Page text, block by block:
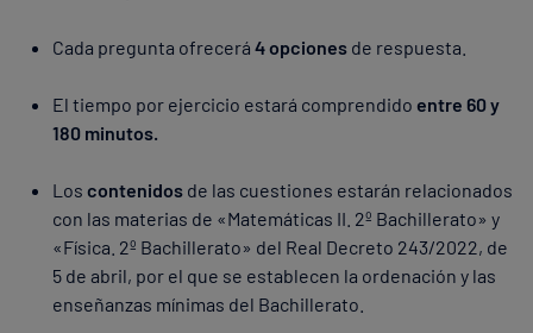
Cada pregunta ofrecerá 4 opciones de respuesta.
El tiempo por ejercicio estará comprendido entre 60 y
180 minutos.
Los contenidos de las cuestiones estarán relacionados
con las materias de «Matemáticas II. 2º Bachillerato» y
«Física. 2º Bachillerato» del Real Decreto 243/2022, de
5 de abril, por el que se establecen la ordenación y las
enseñanzas mínimas del Bachillerato.